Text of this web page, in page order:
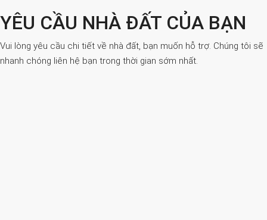
YÊU CẦU NHÀ ĐẤT CỦA BẠN
Vui lòng yêu cầu chi tiết về nhà đất, bạn muốn hỗ trợ. Chúng tôi sẽ
nhanh chóng liên hệ bạn trong thời gian sớm nhất.